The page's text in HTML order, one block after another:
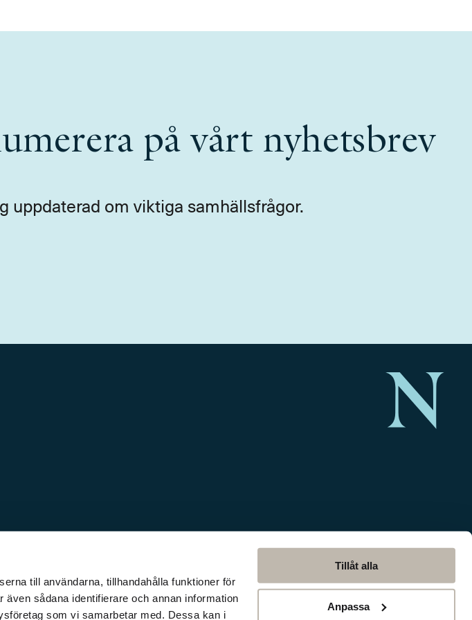
till användarna, tillhandahålla funktioner för
sådana identifierare och annan information
som vi samarbetar med. Dessa kan i
Tillåt alla
Anpassa
på vårt nyhetsbrev
uppdaterad om viktiga samhällsfrågor.